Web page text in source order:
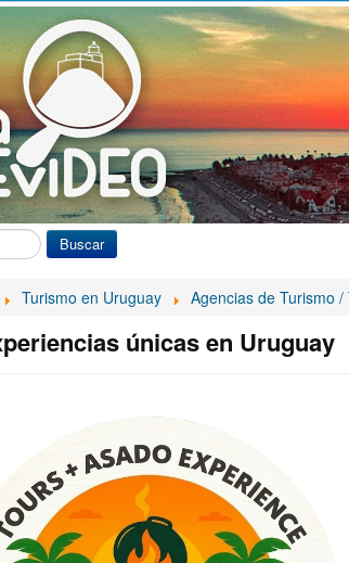
Buscar
Turismo en Uruguay Agencias de Turismo
únicas en Uruguay